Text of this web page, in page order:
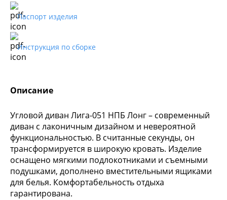
Описание
Угловой диван Лига-051 НПБ Лонг – современный
диван с лаконичным дизайном и невероятной
функциональностью. В считанные секунды, он
трансформируется в широкую кровать. Изделие
оснащено мягкими подлокотниками и съемными
подушками, дополнено вместительными ящиками
для белья. Комфортабельность отдыха
гарантирована.
Паспорт изделия
Инструкция по сборке